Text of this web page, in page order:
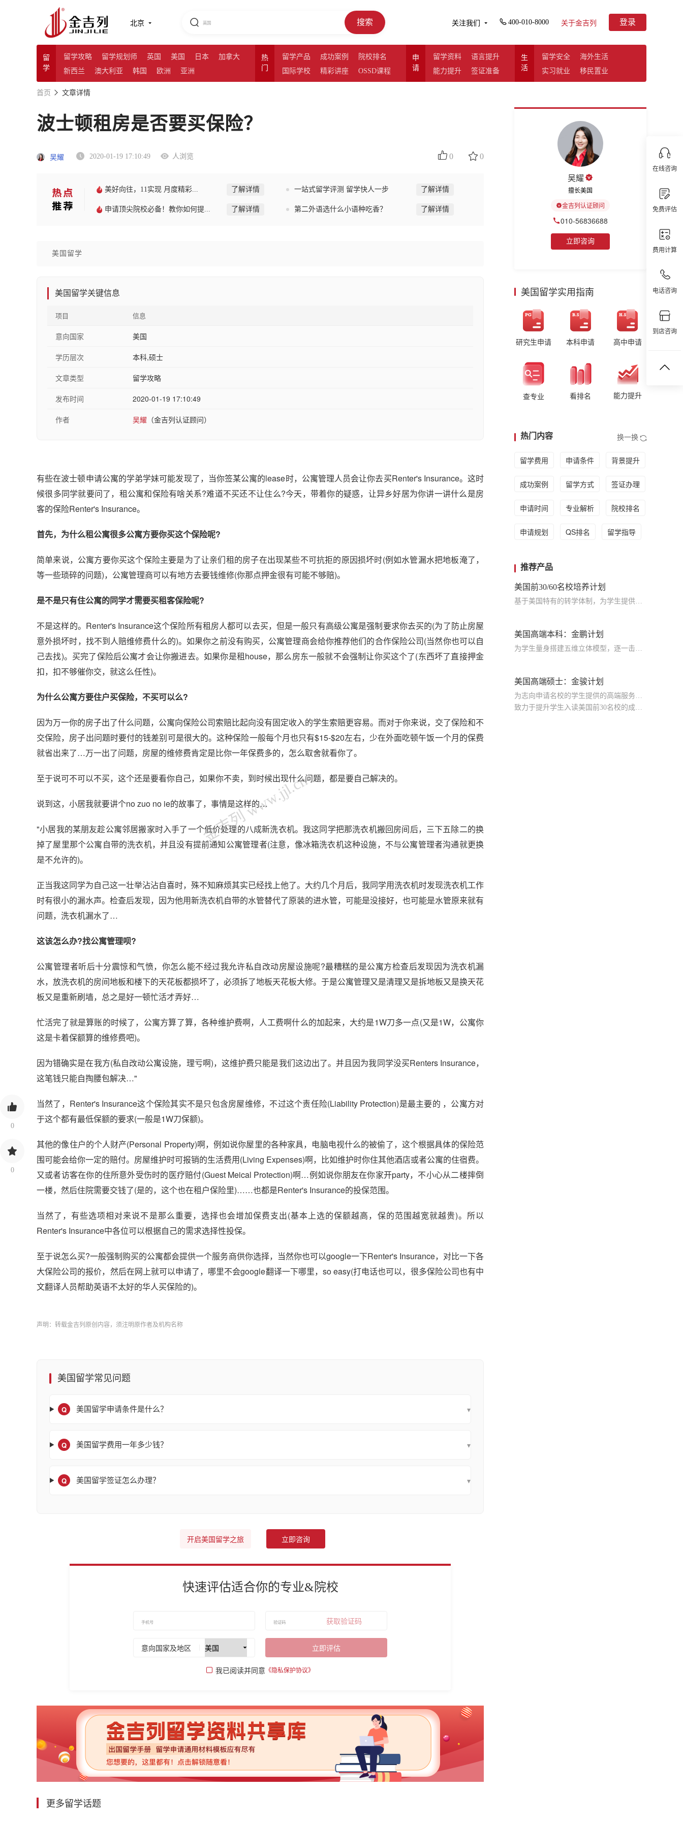
北京 搜索 关注我们 400-010-8000 关于金吉列 登录
留
学
留学攻略 留学规划师 英国 美国 日本
加拿大
新西兰
澳大利亚 韩国 欧洲 亚洲
热
门
留学产品 成功案例
院校排名
国际学校
精彩讲座 OSSD课程
申
请
留学资料
语言提升
能力提升
签证准备
生
活
留学安全
海外生活
实习就业
移民置业
在线咨询
免费评估
费用计算
电话咨询
到店咨询
0
0
首页 文章详情
波士顿租房是否要买保险？
吴耀 2020-01-19 17:10:49 人浏览 0 0
美好向往，11实现 月度精彩... 了解详情 一站式留学评测 留学快人一步 了解详情
申请顶尖院校必备！教你如何提... 了解详情 第二外语选什么小语种吃香？ 了解详情
美国留学
美国留学关键信息
项目 信息
意向国家 美国
学历层次 本科,硕士
文章类型 留学攻略
发布时间 2020-01-19 17:10:49
作者 吴耀 （金吉列认证顾问）
有些在波士顿申请公寓的学弟学妹可能发现了，当你签某公寓的lease时，公寓管理人员会让你去买Renter's Insurance。这时
候很多同学就要问了，租公寓和保险有啥关系?难道不买还不让住么?今天，带着你的疑惑，让异乡好居为你讲一讲什么是房
客的保险Renter's Insurance。
首先，为什么租公寓很多公寓方要你买这个保险呢?
简单来说，公寓方要你买这个保险主要是为了让亲们租的房子在出现某些不可抗拒的原因损坏时(例如水管漏水把地板淹了，
等一些琐碎的问题)，公寓管理商可以有地方去要钱维修(你那点押金很有可能不够赔)。
是不是只有住公寓的同学才需要买租客保险呢?
不是这样的。Renter's Insurance这个保险所有租房人都可以去买，但是一般只有高级公寓是强制要求你去买的(为了防止房屋
意外损坏时，找不到人赔维修费什么的)。如果你之前没有购买，公寓管理商会给你推荐他们的合作保险公司(当然你也可以自
己去找)。买完了保险后公寓才会让你搬进去。如果你是租house，那么房东一般就不会强制让你买这个了(东西坏了直接押金
扣，扣不够催你交，就这么任性)。
为什么公寓方要住户买保险，不买可以么?
因为万一你的房子出了什么问题，公寓向保险公司索赔比起向没有固定收入的学生索赔更容易。而对于你来说，交了保险和不
交保险，房子出问题时要付的钱差别可是很大的。这种保险一般每个月也只有$15-$20左右，少在外面吃顿午饭一个月的保费
就省出来了…万一出了问题，房屋的维修费肯定是比你一年保费多的，怎么取舍就看你了。
至于说可不可以不买，这个还是要看你自己，如果你不卖，到时候出现什么问题，都是要自己解决的。
说到这，小居我就要讲个no zuo no ie的故事了，事情是这样的…
"小居我的某朋友趁公寓邻居搬家时入手了一个低价处理的八成新洗衣机。我这同学把那洗衣机搬回房间后，三下五除二的换
掉了屋里那个公寓自带的洗衣机，并且没有提前通知公寓管理者(注意，像冰箱洗衣机这种设施，不与公寓管理者沟通就更换
是不允许的)。
正当我这同学为自己这一壮举沾沾自喜时，殊不知麻烦其实已经找上他了。大约几个月后，我同学用洗衣机时发现洗衣机工作
时有很小的漏水声。检查后发现，因为他用新洗衣机自带的水管替代了原装的进水管，可能是没接好，也可能是水管原来就有
问题，洗衣机漏水了…
这该怎么办?找公寓管理呗?
公寓管理者听后十分震惊和气愤，你怎么能不经过我允许私自改动房屋设施呢?最糟糕的是公寓方检查后发现因为洗衣机漏
水，放洗衣机的房间地板和楼下的天花板都损坏了，必须拆了地板天花板大修。于是公寓管理又是清理又是拆地板又是换天花
板又是重新刷墙，总之是好一顿忙活才弄好…
忙活完了就是算账的时候了，公寓方算了算，各种维护费啊，人工费啊什么的加起来，大约是1W刀多一点(又是1W，公寓你
这是卡着保额算的维修费吧)。
因为错确实是在我方(私自改动公寓设施，理亏啊)，这维护费只能是我们这边出了。并且因为我同学没买Renters Insurance，
这笔钱只能自掏腰包解决…"
当然了，Renter's Insurance这个保险其实不是只包含房屋维修，不过这个责任险(Liability Protection)是最主要的 ，公寓方对
于这个都有最低保额的要求(一般是1W刀保额)。
其他的像住户的个人财产(Personal Property)啊，例如说你屋里的各种家具，电脑电视什么的被偷了，这个根据具体的保险范
围可能会给你一定的赔付。房屋维护时可报销的生活费用(Living Expenses)啊，比如维护时你住其他酒店或者公寓的住宿费。
又或者访客在你的住所意外受伤时的医疗赔付(Guest Meical Protection)啊…例如说你朋友在你家开party，不小心从二楼摔倒
一楼，然后住院需要交钱了(是的，这个也在租户保险里)……也都是Renter's Insurance的投保范围。
当然了，有些选项相对来说不是那么重要，选择也会增加保费支出(基本上选的保额越高，保的范围越宽就越贵)。所以
Renter's Insurance中各位可以根据自己的需求选择性投保。
至于说怎么买?一般强制购买的公寓都会提供一个服务商供你选择，当然你也可以google一下Renter's Insurance，对比一下各
大保险公司的报价，然后在网上就可以申请了，哪里不会google翻译一下哪里，so easy(打电话也可以，很多保险公司也有中
文翻译人员帮助英语不太好的华人买保险的)。
金吉列 www.jjl.cn
声明：转载金吉列原创内容，须注明原作者及机构名称
美国留学常见问题
Q 美国留学申请条件是什么？ ▾
Q 美国留学费用一年多少钱？ ▾
Q 美国留学签证怎么办理？ ▾
开启美国留学之旅 立即咨询
快速评估适合你的专业&院校
获取验证码
意向国家及地区 立即评估
我已阅读并同意 《隐私保护协议》
更多留学话题
吴耀
擅长美国
金吉列认证顾问
010-56836688
立即咨询
美国留学实用指南
研究生申请 本科申请 高中申请
查专业 看排名 能力提升
热门内容 换一换
留学费用 申请条件 背景提升
成功案例 留学方式 签证办理
申请时间 专业解析 院校排名
申请规划 QS排名 留学指导
推荐产品
美国前30/60名校培养计划
基于美国特有的转学体制，为学生提供包括学术、领导力、职业等在内的长时段服务，让学生既获得名校录取，又有读完名校的实力
美国高端本科：金鹏计划
为学生量身搭建五维立体模型，逐一击破痛点，致力于提高美国TOP30本科录取成功率
美国高端硕士：金骏计划
为志向申请名校的学生提供的高端服务产品
致力于提升学生入读美国前30名校的成功率